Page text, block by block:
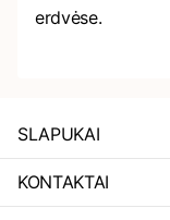
erdvėse.
SLAPUKAI
KONTAKTAI